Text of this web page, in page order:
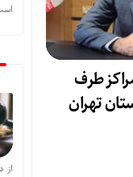
طرف
تهران
از